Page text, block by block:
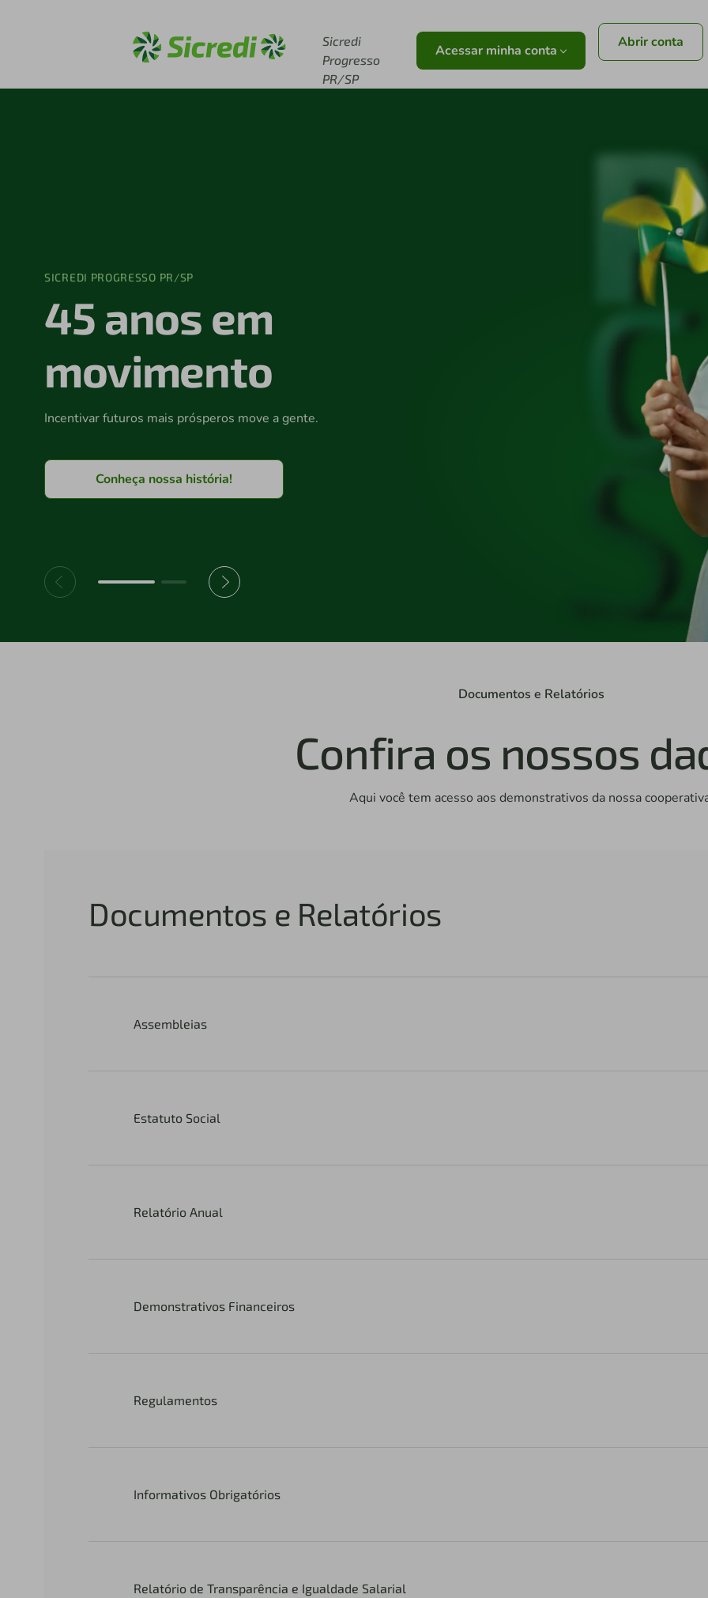
Sicredi
Progresso
PR/SP
Acessar minha conta Abrir conta
SICREDI PROGRESSO PR/SP
45 anos em
movimento
Incentivar futuros mais prósperos move a gente.
Conheça nossa história!
Documentos e Relatórios
Confira os nossos
Aqui você tem acesso aos demonstrativos da nossa
Documentos e Relatórios
Assembleias
Estatuto Social
Relatório Anual
Demonstrativos Financeiros
Regulamentos
Informativos Obrigatórios
Relatório de Transparência e Igualdade Salarial